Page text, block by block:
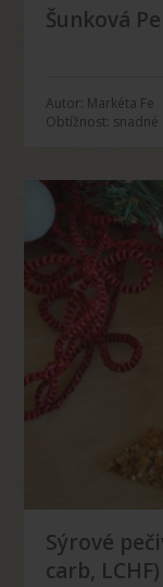
Šunková
Autor: Markéta Fe
Obtížnost: snadné
Sýrové
carb, LCHF)